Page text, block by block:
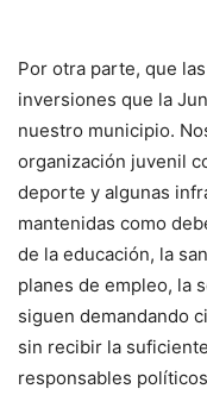
Por otra parte, que
inversiones que la
nuestro municipio.
organización juvenil
deporte y algunas
mantenidas como
de la educación, la
planes de empleo, la
siguen demandando
sin recibir la
responsables